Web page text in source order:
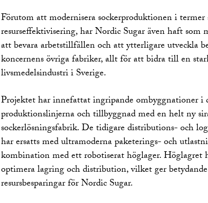
Förutom att modernisera sockerproduktionen i
resurseffektivisering, har Nordic Sugar även haft
att bevara arbetstillfällen och att ytterligare utveckla
koncernens övriga fabriker, allt för att bidra till en
livsmedelsindustri i Sverige.
Projektet har innefattat ingripande ombyggnationer i
produktionslinjerna och tillbyggnad med en helt ny
sockerlösningsfabrik. De tidigare distributions- och
har ersatts med ultramoderna paketerings- och
kombination med ett robotiserat höglager.
optimera lagring och distribution, vilket ger
resursbesparingar för Nordic Sugar.